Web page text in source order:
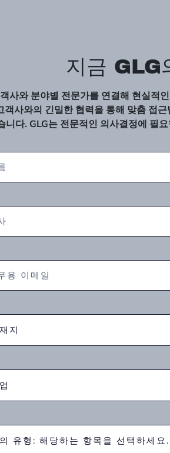
지금 GLG
사와 분야별 전문가를 연결해 현실적
사와의 긴밀한 협력을 통해 맞춤 접
니다. GLG는 전문적인 의사결정에 필